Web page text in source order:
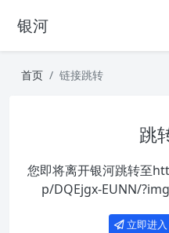
银河
首页 链接跳转
跳
您即将离开银河跳转至
p/DQEjgx-EUNN/
立即进入